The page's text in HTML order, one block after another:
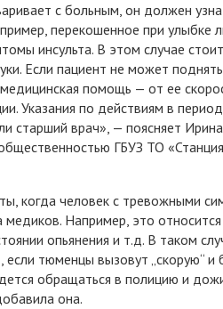
с больным, он должен
перекошенное при улыбке
инсульта. В этом случае
Если пациент не может
помощь — от ее
Указания по действиям в
старший врач», — поясняет
ГБУЗ ТО
когда человек с тревожными
медиков. Например, это
опьянения и т.д. В таком
если тюменцы вызовут „скорую“ и
обращаться в полицию и
она.